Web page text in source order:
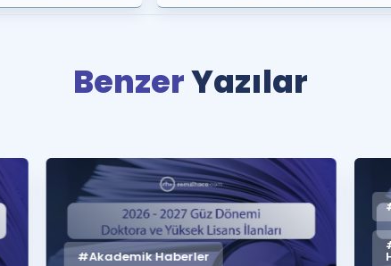
BenzerYazılar
#Akademik Haberler